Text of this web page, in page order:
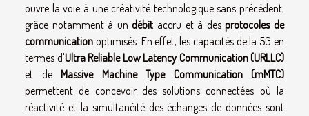
ouvre la voie à une créativité technologique sans précédent,
grâce notamment à undébit accru et à desprotocoles de
communication optimisés. En effet, les capacités de la 5G en
termes d'Ultra Reliable Low Latency Communication (URLLC)
et de Massive Machine Type Communication (mMTC)
permettent de concevoir des solutions connectées où la
réactivité et la simultanéité des échanges de données sont